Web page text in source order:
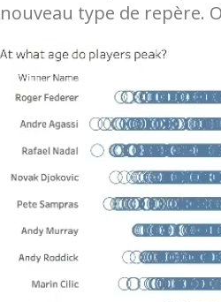
nouveau type de repère.